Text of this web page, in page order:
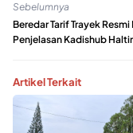
Sebelumnya
Beredar Tarif Trayek Resmi
Penjelasan Kadishub
Artikel Terkait